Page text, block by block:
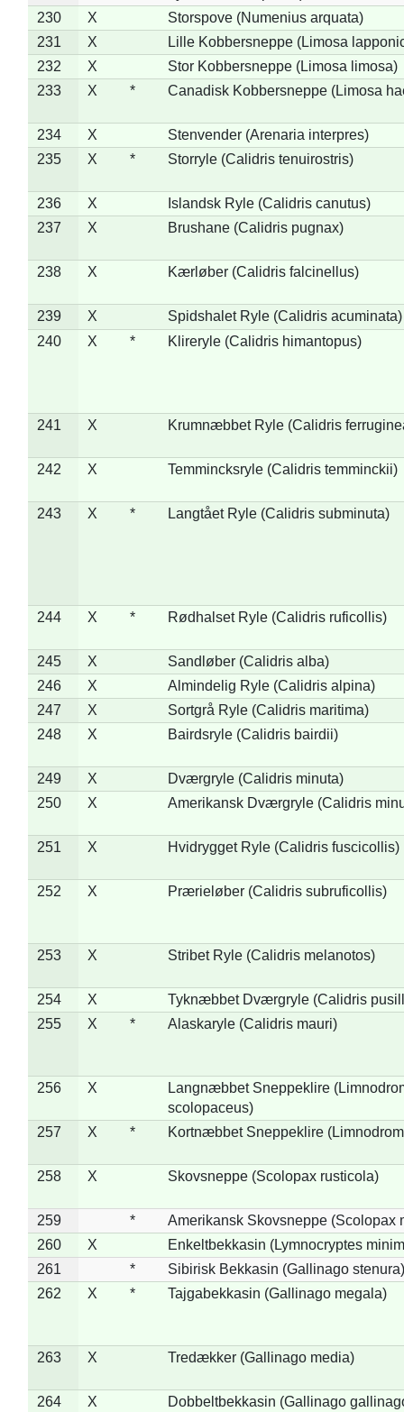
230
X
Storspove (Numenius arquata)
231
X
Lille Kobbersneppe (Limosa
232
X
Stor Kobbersneppe (Limosa limosa)
233
X * Canadisk Kobbersneppe (Limosa
234 X
Stenvender (Arenaria interpres)
235
X * Storryle (Calidris tenuirostris)
236 X
Islandsk Ryle (Calidris canutus)
237
X Brushane (Calidris pugnax)
238 X Kærløber (Calidris falcinellus)
239 X
Spidshalet Ryle (Calidris acuminata)
240
X * Klireryle (Calidris himantopus)
241 X Krumnæbbet Ryle (Calidris
242 X Temmincksryle (Calidris temminckii)
243 X * Langtået Ryle (Calidris subminuta)
244 X * Rødhalset Ryle (Calidris ruficollis)
245 X
Sandløber (Calidris alba)
246
X
Almindelig Ryle (Calidris alpina)
247
X
Sortgrå Ryle (Calidris maritima)
248
X Bairdsryle (Calidris bairdii)
249 X
Dværgryle (Calidris minuta)
250
X Amerikansk Dværgryle (Calidris
251 X Hvidrygget Ryle (Calidris fuscicollis)
252 X Prærieløber (Calidris subruficollis)
253 X Stribet Ryle (Calidris melanotos)
254 X
Tyknæbbet Dværgryle (Calidris
255
X * Alaskaryle (Calidris mauri)
256 X
Langnæbbet Sneppeklire
scolopaceus)
257
X * Kortnæbbet Sneppeklire
258 X Skovsneppe (Scolopax rusticola)
259 *
Amerikansk Skovsneppe (Scolopax
260
X
Enkeltbekkasin (Lymnocryptes
261
*
Sibirisk Bekkasin (Gallinago stenura)
262
X * Tajgabekkasin (Gallinago megala)
263 X Tredækker (Gallinago media)
264 X Dobbeltbekkasin (Gallinago